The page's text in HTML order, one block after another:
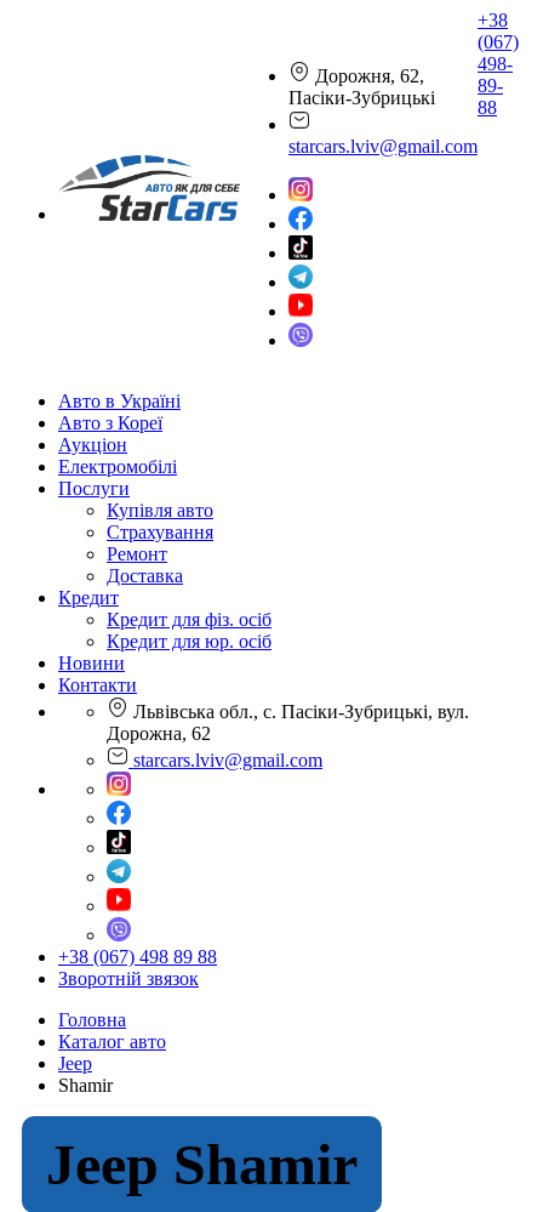
Дорожня, 62,
Пасіки-Зубрицькі
starcars.lviv@gmail.com
+38
(067)
498-
89-
88
Авто в Україні
Авто з Кореї
Аукціон
Електромобілі
Послуги
Купівля авто
Страхування
Ремонт
Доставка
Кредит
Кредит для фіз. осіб
Кредит для юр. осіб
Новини
Контакти
Львівська обл., с. Пасіки-Зубрицькі, вул.
Дорожна, 62
starcars.lviv@gmail.com
+38 (067) 498 89 88
Зворотній звязок
Головна
Каталог авто
Jeep
Shamir
Jeep Shamir